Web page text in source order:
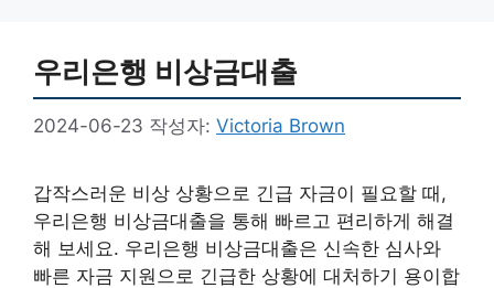
우리은행 비상금대출
2024-06-23 작성자: Victoria Brown
갑작스러운 비상 상황으로 긴급 자금이 필요할 때,
우리은행 비상금대출을 통해 빠르고 편리하게 해결
해 보세요. 우리은행 비상금대출은 신속한 심사와
빠른 자금 지원으로 긴급한 상황에 대처하기 용이합